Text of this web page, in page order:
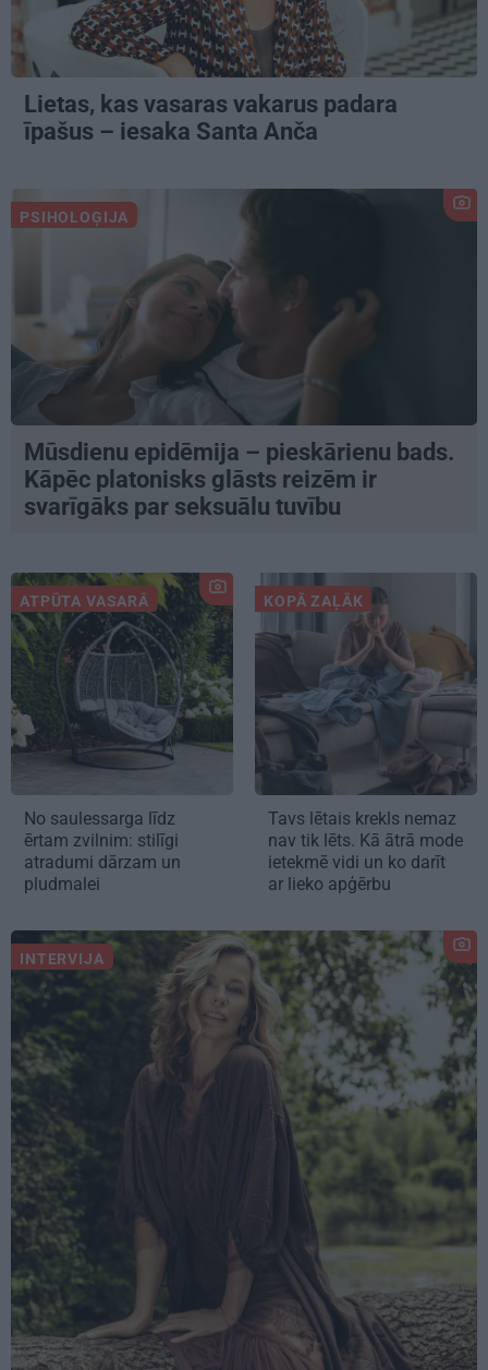
Lietas, kas vasaras vakarus padara
īpašus – iesaka Santa Anča
PSIHOLOĢIJA
Mūsdienu epidēmija – pieskārienu bads.
Kāpēc platonisks glāsts reizēm ir
svarīgāks par seksuālu tuvību
ATPŪTA VASARĀ
No saulessarga līdz
ērtam zvilnim: stilīgi
atradumi dārzam un
pludmalei
KOPĀ ZAĻĀK
Tavs lētais krekls nemaz
nav tik lēts. Kā ātrā mode
ietekmē vidi un ko darīt
ar lieko apģērbu
INTERVIJA